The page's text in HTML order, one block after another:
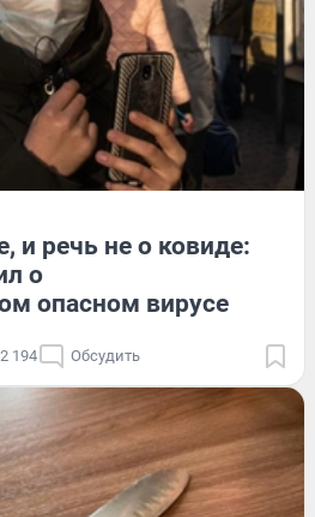
и речь не о ковиде:
о
опасном вирусе
2 194 Обсудить